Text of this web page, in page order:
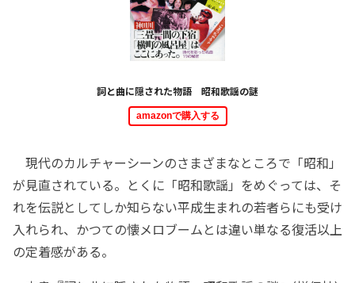
詞と曲に隠された物語 昭和歌謡の謎
amazonで購入する
現代のカルチャーシーンのさまざまなところで「昭和」
が見直されている。とくに「昭和歌謡」をめぐっては、そ
れを伝説としてしか知らない平成生まれの若者らにも受け
入れられ、かつての懐メロブームとは違い単なる復活以上
の定着感がある。